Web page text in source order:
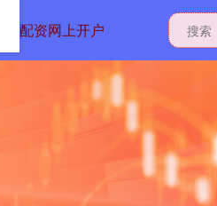
正规配资网上开户